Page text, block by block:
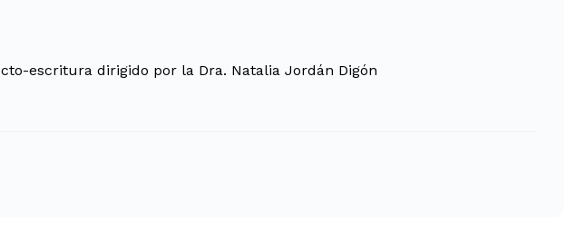
escritura dirigido por la Dra. Natalia Jordán Digón